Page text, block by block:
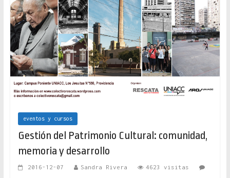
eventos y cursos
Gestión del Patrimonio Cultural: comunidad,
memoria y desarrollo
2016-12-07 Sandra Rivera 4623 visitas